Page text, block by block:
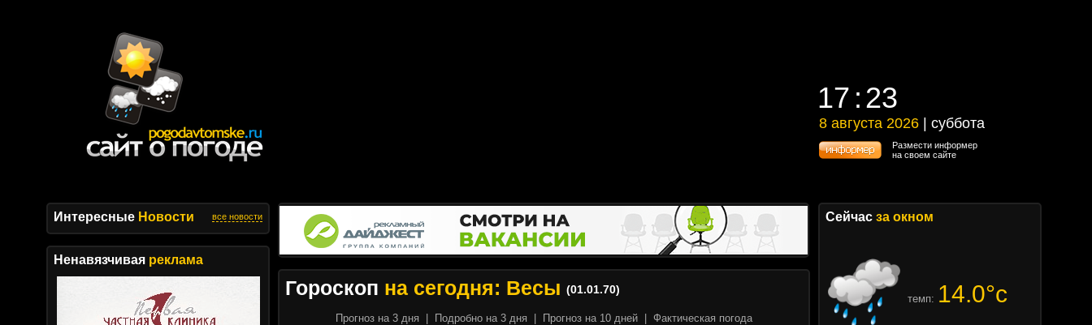
17 23
17 23
8 августа 2026 | суббота
8 августа 2026 | суббота
Размести информер
на своем сайте
Интересные Новости все новости
Ненавязчивая реклама
Гороскоп на сегодня: Весы (01.01.70)
Прогноз на 3 дня Подробно на 3 дня Прогноз на 10 дней Фактическая погода
Сейчас за окном
темп: 14.0°c